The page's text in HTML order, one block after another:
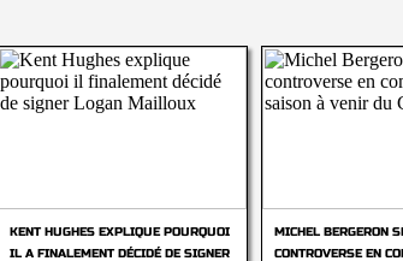
KENT HUGHES EXPLIQUE POURQUOI
IL A FINALEMENT DÉCIDÉ DE SIGNER
MICHEL BERGERON
CONTROVERSE EN